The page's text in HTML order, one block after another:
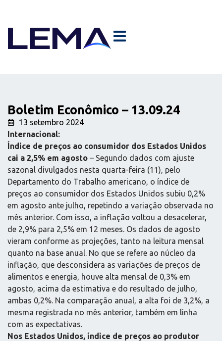
Boletim Econômico – 13.09.24
13 setembro 2024
Internacional:
Índice de preços ao consumidor dos Estados Unidos
cai a 2,5% em agosto – Segundo dados com ajuste
sazonal divulgados nesta quarta-feira (11), pelo
Departamento do Trabalho americano, o índice de
preços ao consumidor dos Estados Unidos subiu 0,2%
em agosto ante julho, repetindo a variação observada no
mês anterior. Com isso, a inflação voltou a desacelerar,
de 2,9% para 2,5% em 12 meses. Os dados de agosto
vieram conforme as projeções, tanto na leitura mensal
quanto na base anual. No que se refere ao núcleo da
inflação, que desconsidera as variações de preços de
alimentos e energia, houve alta mensal de 0,3% em
agosto, acima da estimativa e do resultado de julho,
ambas 0,2%. Na comparação anual, a alta foi de 3,2%, a
mesma registrada no mês anterior, também em linha
com as expectativas.
Nos Estados Unidos, índice de preços ao produtor